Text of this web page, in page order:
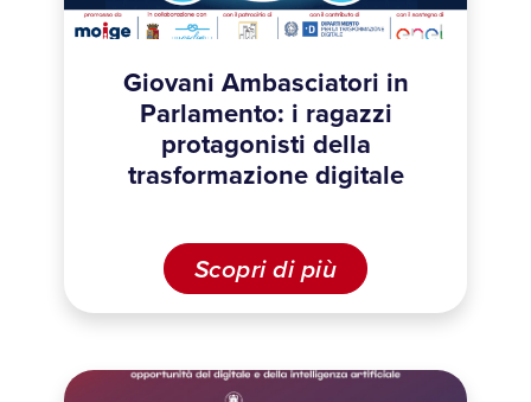
Giovani Ambasciatori in
Parlamento: i ragazzi
protagonisti della
trasformazione digitale
Scopri di più